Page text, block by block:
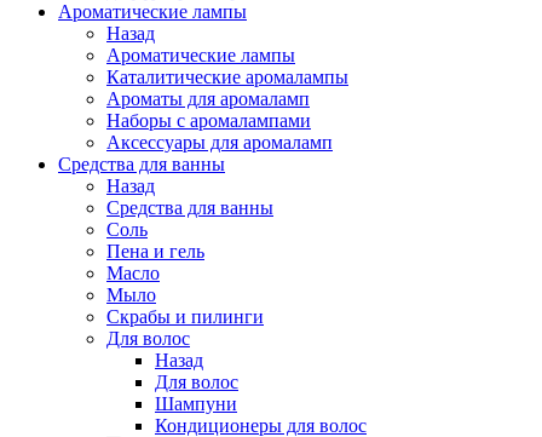
Ароматические лампы
Назад
Ароматические лампы
Каталитические аромалампы
Ароматы для аромаламп
Наборы с аромалампами
Аксессуары для аромаламп
Средства для ванны
Назад
Средства для ванны
Соль
Пена и гель
Масло
Мыло
Скрабы и пилинги
Для волос
Назад
Для волос
Шампуни
Кондиционеры для волос